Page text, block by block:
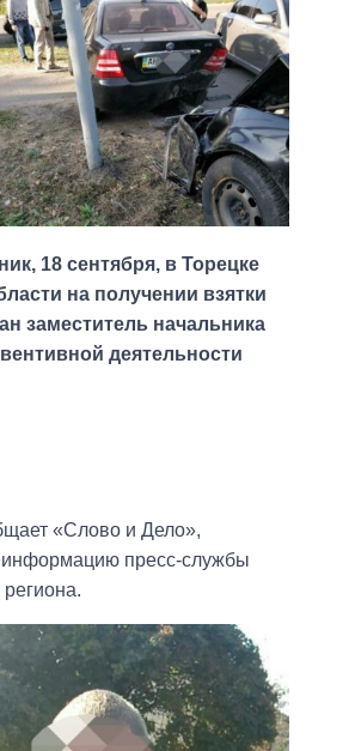
18 сентября, в Торецке
на получении взятки
заместитель начальника
деятельности
«Слово и Дело»,
информацию пресс-службы